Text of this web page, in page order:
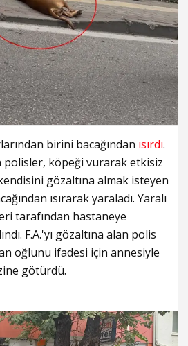
birini bacağından ısırdı.
polisler, köpeği vurarak etkisiz
gözaltına almak isteyen
ısırarak yaraladı. Yaralı
tarafından hastaneye
F.A.'yı gözaltına alan polis
oğlunu ifadesi için annesiyle
götürdü.